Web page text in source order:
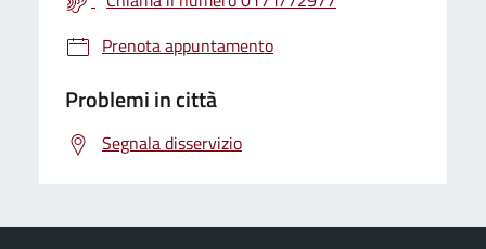
Prenota appuntamento
Problemi in città
Segnala disservizio